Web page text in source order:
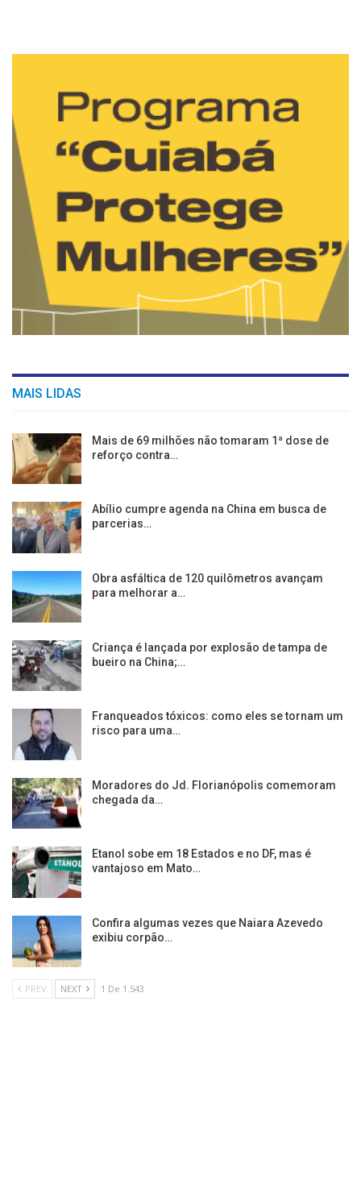
MAIS LIDAS
Mais de 69 milhões não tomaram 1ª dose de
reforço contra…
Abílio cumpre agenda na China em busca de
parcerias…
Obra asfáltica de 120 quilômetros avançam
para melhorar a…
Criança é lançada por explosão de tampa de
bueiro na China;…
Franqueados tóxicos: como eles se tornam um
risco para uma…
Moradores do Jd. Florianópolis comemoram
chegada da…
Etanol sobe em 18 Estados e no DF, mas é
vantajoso em Mato…
Confira algumas vezes que Naiara Azevedo
exibiu corpão…
PREV NEXT 1 De 1.543